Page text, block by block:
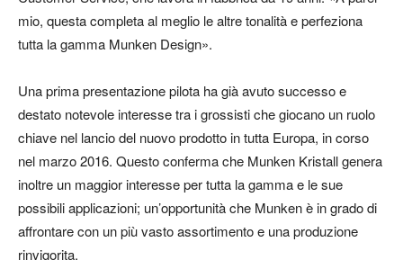
mio, questa completa al meglio le altre tonalità e perfeziona
tutta la gamma Munken Design».
Una prima presentazione pilota ha già avuto successo e
destato notevole interesse tra i grossisti che giocano un ruolo
chiave nel lancio del nuovo prodotto in tutta Europa, in corso
nel marzo 2016. Questo conferma che Munken Kristall genera
inoltre un maggior interesse per tutta la gamma e le sue
possibili applicazioni; un’opportunità che Munken è in grado di
affrontare con un più vasto assortimento e una produzione
rinvigorita.